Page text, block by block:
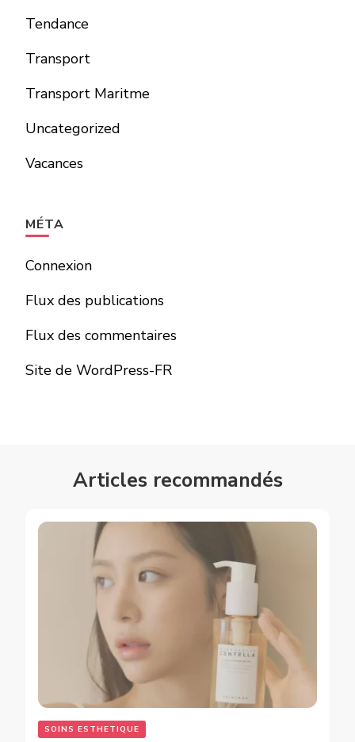
Tendance
Transport
Transport Maritme
Uncategorized
Vacances
MÉTA
Connexion
Flux des publications
Flux des commentaires
Site de WordPress-FR
Articles recommandés
SOINS ESTHETIQUE